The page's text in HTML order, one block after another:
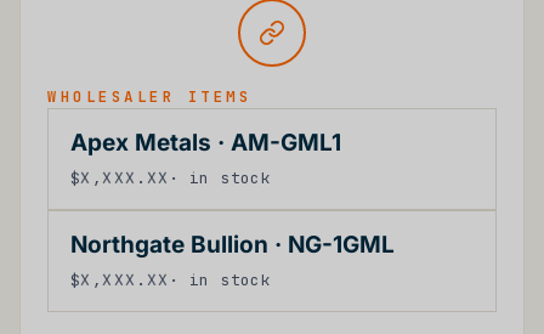
WHOLESALER ITEMS
Apex Metals · AM-GML1
$
X
X
X
,
X
X
X
X
X
X
X
X
X
.
X
X
X
X
X
X · in stock
Northgate Bullion · NG-1GML
$
X
X
X
,
X
X
X
X
X
X
X
X
X
.
X
X
X
X
X
X · in stock